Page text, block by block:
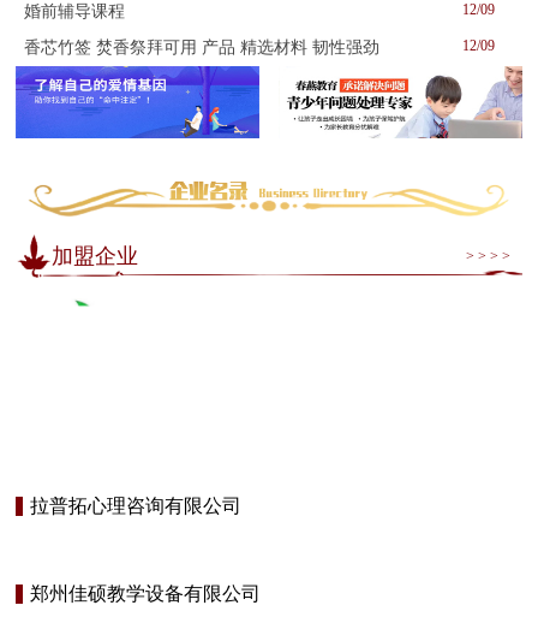
婚前辅导课程 12/09
香芯竹签 焚香祭拜可用 产品 精选材料 韧性强劲 12/09
加盟企业 > > > >